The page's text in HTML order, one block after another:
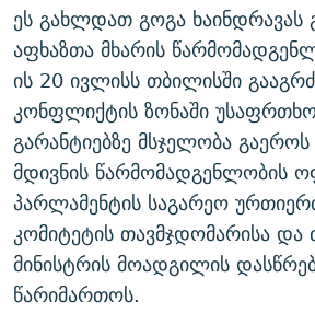
ეს გახლდათ გოგა ხაინდრავას
აფხაზთა მხარის
ის 20 ივლისს თბილისში
კონფლიქტის ზონაში
გარანტიებზე მსჯელობა
მდივნის წარმომადგენლობის
პარლამენტის საგარეო
კომიტეტის თავმჯდომარისა და
მინისტრის მოადგილის
წარიმართოს.